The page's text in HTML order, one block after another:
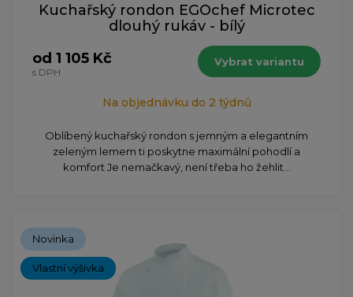
Kuchařský rondon EGOchef Microtec
dlouhý rukáv - bílý
od 1 105 Kč
s DPH
Vybrat variantu
Na objednávku do 2 týdnů
Oblíbený kuchařský rondon s jemným a elegantním
zeleným lemem ti poskytne maximální pohodlí a
komfort Je nemačkavý, není třeba ho žehlit...
Novinka
Vlastní výšivka